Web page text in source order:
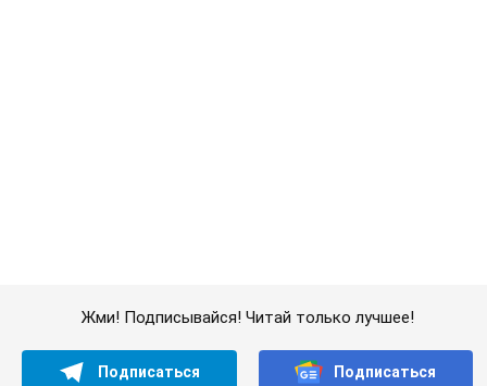
предположил, чем закончится "война складов"